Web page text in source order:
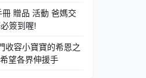
贈品 活動 爸媽交
簽到喔!
收容小寶寶的希恩之
望各界伸援手